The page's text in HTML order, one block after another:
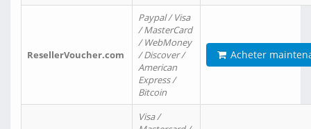
ResellerVoucher.com
Paypal / Visa
/ MasterCard
/ WebMoney
/ Discover /
American
Express /
Bitcoin
Acheter
Visa /